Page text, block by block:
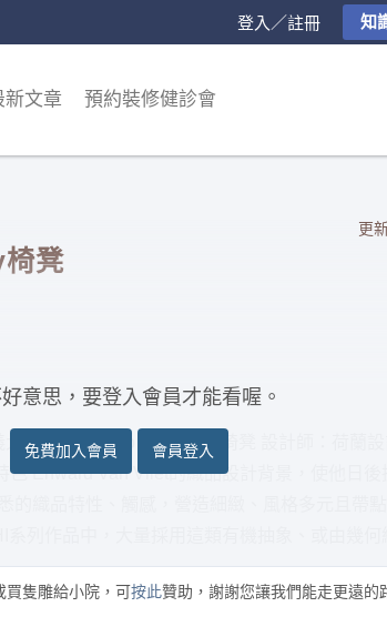
登入／註冊 知
新文章 預約裝修健診會
更
凳
利品牌Moroso 品名：Joy椅凳 設計師：荷蘭設
色 Enward Van Vilet的織品設計背景，使他日後
意思，要登入會員才能看喔。
免費加入會員 會員登入
買隻雕給小院，可按此贊助，謝謝您讓我們能走更遠的